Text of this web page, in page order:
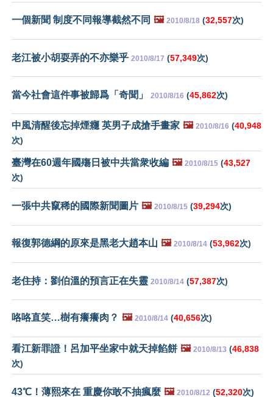
一個新聞 制度不同報導截然不同 🖼️ 2010/8/18 (32,557次)
老江被小胡耍弄的不亦樂乎 2010/8/17 (57,349次)
當今社會這件事被歸爲「奇聞」 2010/8/16 (45,862次)
中風清醒後忘掉煙癮 英男子成搶手畫家 🖼️ 2010/8/16 (40,948
次)
臺灣在60週年國殤日被中共當衆收編 🖼️ 2010/8/15 (43,527
次)
一張中共竄稀的國際新聞圖片 🖼️ 2010/8/15 (39,294次)
報復郭德綱的原來是黑老大趙本山 🖼️ 2010/8/14 (53,962次)
老住持：劉伯溫的預言正在失靈 2010/8/14 (57,387次)
咯咯直笑…樹有癢癢肉？ 🖼️ 2010/8/14 (40,656次)
看江新罪證！呂加平坐家中就天掉餡餅 🖼️ 2010/8/13 (46,838
次)
43℃！薄熙來在 重慶你敢不抽瘋麼 🖼️ 2010/8/12 (52,320次)